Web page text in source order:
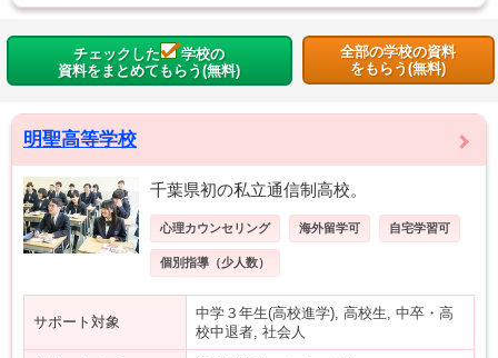
チェックした
学校の
資料をまとめてもらう(無料)
全部の学校の資料
をもらう(無料)
明聖高等学校
千葉県初の私立通信制高校。
心理カウンセリング 海外留学可 自宅学習可
個別指導（少人数）
サポート対象
中学３年生(高校進学), 高校生, 中卒・高
校中退者, 社会人